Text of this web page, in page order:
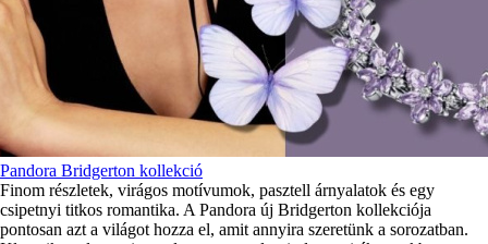
Pandora Bridgerton kollekció
Finom részletek, virágos motívumok, pasztell árnyalatok és egy
csipetnyi titkos romantika. A Pandora új Bridgerton kollekciója
pontosan azt a világot hozza el, amit annyira szeretünk a sorozatban.